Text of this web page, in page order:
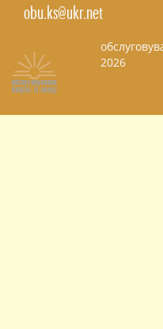
obu.ks@ukr.net
2026